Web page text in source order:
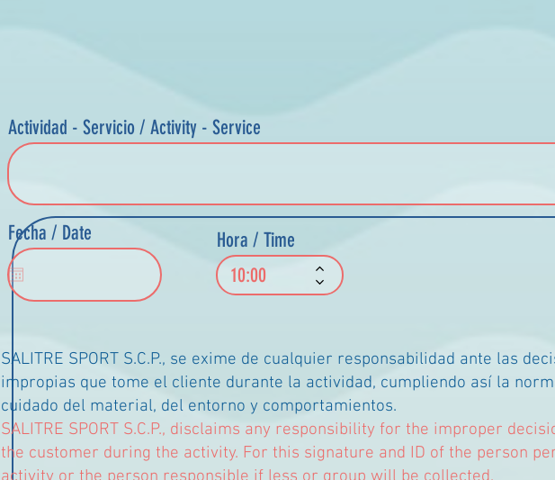
SALITRE SPORT S.C.P., se exime de cualquier responsabilidad ante las
impropias que tome el cliente durante la actividad, cumpliendo así la
cuidado del material, del entorno y comportamientos.
SALITRE SPORT S.C.P., disclaims any responsibility for the improper
the customer during the activity. For this signature and ID of the person
Actividad - Servicio / Activity - Service
Fecha / Date Hora / Time